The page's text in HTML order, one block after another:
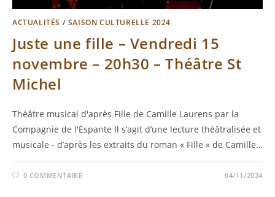
ACTUALITÉS / SAISON CULTURELLE 2024
Juste une fille – Vendredi 15
novembre – 20h30 – Théâtre St
Michel
Théâtre musical d'après Fille de Camille Laurens par la
Compagnie de l'Espante Il s’agit d’une lecture théâtralisée et
musicale - d’après les extraits du roman « Fille » de Camille…
0 COMMENTAIRE 04/11/2024